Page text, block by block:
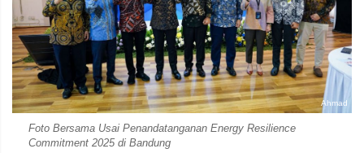
Ahmad
Foto Bersama Usai Penandatanganan Energy Resilience
Commitment 2025 di Bandung